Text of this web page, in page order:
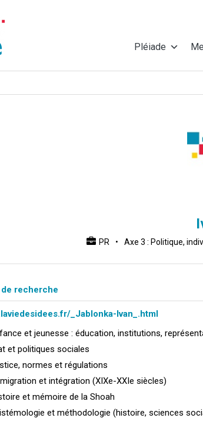
Pléiade
PR • Axe 3 : Politique,
recherche
_Jablonka-Ivan_.html
et jeunesse : éducation, institutions,
et politiques sociales
normes et régulations
et intégration (XIXe-XXIe siècles)
et mémoire de la Shoah
et méthodologie (histoire, sciences